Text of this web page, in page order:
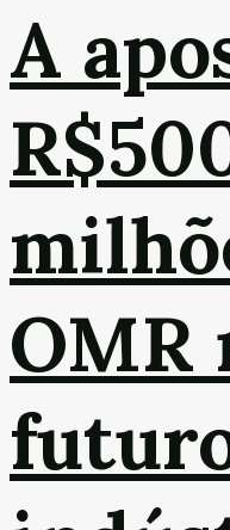
A
OMR